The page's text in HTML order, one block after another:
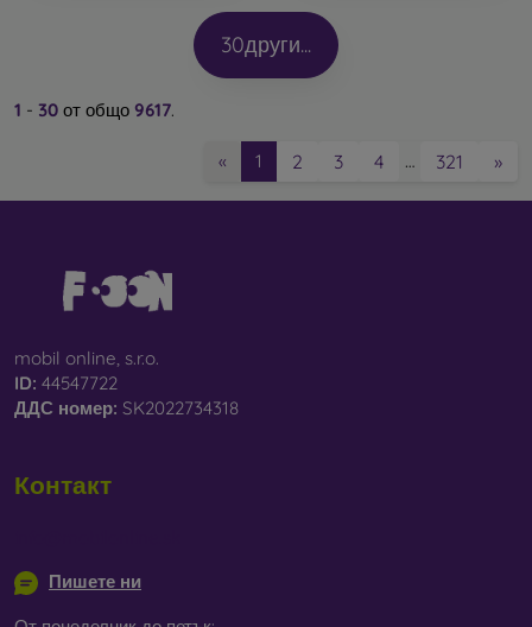
30други...
1 - 30 от общо 9617.
« 1 2 3 4 … 321 »
mobil online, s.r.o.
ID: 44547722
ДДС ​​номер: SK2022734318
Контакт
Пишете ни